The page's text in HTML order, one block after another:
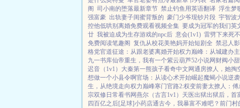
阁 司小南的堕落最新章节 禁止钓鱼用英语翻译 浮生梦
强富豪 出轨妻子闺蜜背叛的 豪门少爷现钞片段 宇智波
控他低哄别离婚免费观看视频全集 要成为冠军的我们英
廿 我被迫成为生存游戏的npc后 意会(1v1) 雷劈下来死
免费阅读笔趣阁 复仇从校花美艳妈开始短剧全 禁忌人影
格党官道征途：从跟老婆离婚开始权力巅峰：从城建办
九一书库仙帝重生，我有一个紫云葫芦52小说网 财阀小
迟音（1v1） 大秦第一熊孩子看奇中文网通房撩人，她掏
想做一个小县令啊官场：从读心术开始崛起魔蝎小说逆
生，从绝境走向权力巅峰寒门官路2:权变前妻太撩人：傅
宗双修日常看书网燕尔（古言1v1） 天医出狱出狱后，首
四百亿之后[足球]小药店通古今，我暴富不难吧？ 前门村